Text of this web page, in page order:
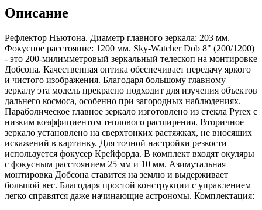
Описание
Рефлектор Ньютона. Диаметр главного зеркала: 203 мм.
Фокусное расстояние: 1200 мм. Sky-Watcher Dob 8" (200/1200)
- это 200-милимметровый зеркальный телескоп на монтировке
Добсона. Качественная оптика обеспечивает передачу яркого
и чистого изображения. Благодаря большому главному
зеркалу эта модель прекрасно подходит для изучения объектов
дальнего космоса, особенно при загородных наблюдениях.
Параболическое главное зеркало изготовлено из стекла Pyrex с
низким коэффициентом теплового расширения. Вторичное
зеркало установлено на сверхтонких растяжках, не вносящих
искажений в картинку. Для точной настройки резкости
используется фокусер Крейфорда. В комплект входят окуляры
с фокусным расстоянием 25 мм и 10 мм. Азимутальная
монтировка Добсона ставится на землю и выдерживает
большой вес. Благодаря простой конструкции с управлением
легко справятся даже начинающие астрономы. Комплектация: